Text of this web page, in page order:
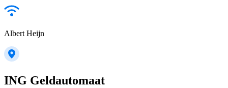
Albert Heijn
ING Geldautomaat